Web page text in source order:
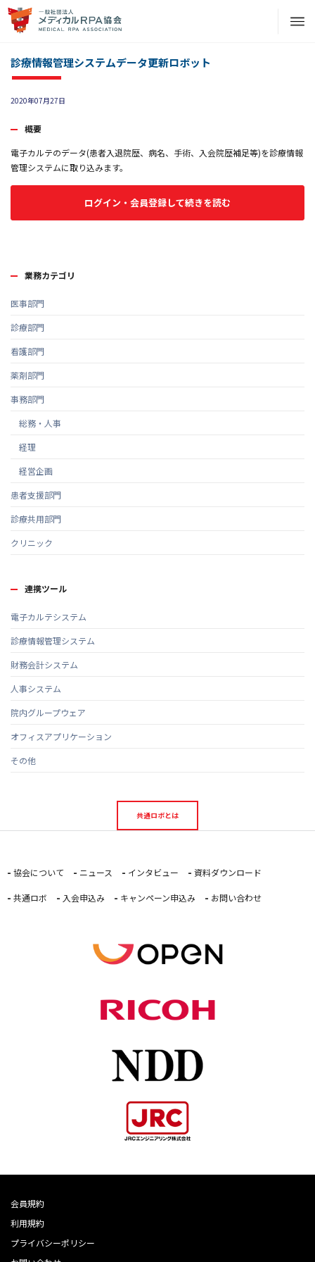
診療情報管理システムデータ更新ロボット
2020年07月27日
概要
電子カルテのデータ(患者入退院歴、病名、手術、入会院歴補足等)を診療情報
管理システムに取り込みます。
ログイン・会員登録して続きを読む
業務カテゴリ
医事部門
診療部門
看護部門
薬剤部門
事務部門
総務・人事
経理
経営企画
患者支援部門
診療共用部門
クリニック
連携ツール
電子カルテシステム
診療情報管理システム
財務会計システム
人事システム
院内グループウェア
オフィスアプリケーション
その他
共通ロボとは
協会について ニュース インタビュー 資料ダウンロード
共通ロボ 入会申込み キャンペーン申込み お問い合わせ
会員規約
利用規約
プライバシーポリシー